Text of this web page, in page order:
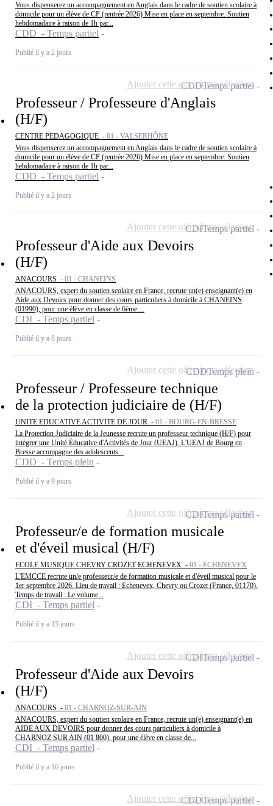
Vous dispenserez un accompagnement en Anglais dans le cadre de soutien scolaire à
domicile pour un élève de CP (rentrée 2026) Mise en place en septembre. Soutien
hebdomadaire à raison de 1h par...
CDD - Temps partiel
Publié il y a 2 jours
Professeur / Professeure d'Anglais
(H/F)
CENTRE PEDAGOGIQUE - 01 - VALSERHÔNE
Vous dispenserez un accompagnement en Anglais dans le cadre de soutien scolaire à
domicile pour un élève de CP (rentrée 2026) Mise en place en septembre. Soutien
hebdomadaire à raison de 1h par...
CDD - Temps partiel
Publié il y a 2 jours
CDDTemps partiel
Ajouter cette offre à ma sélection
Professeur d'Aide aux Devoirs
(H/F)
ANACOURS - 01 - CHANEINS
ANACOURS, expert du soutien scolaire en France, recrute un(e) enseignant(e) en
Aide aux Devoirs pour donner des cours particuliers à domicile à CHANEINS
(01990), pour une élève en classe de 6ème....
CDI - Temps partiel
Publié il y a 8 jours
CDITemps partiel
Ajouter cette offre à ma sélection
Professeur / Professeure technique
de la protection judiciaire de (H/F)
UNITE EDUCATIVE ACTIVITE DE JOUR - 01 - BOURG-EN-BRESSE
La Protection Judiciaire de la Jeunesse recrute un professeur technique (H/F) pour
intégrer une Unité Éducative d'Activités de Jour (UEAJ). L'UEAJ de Bourg en
Bresse accompagne des adolescents...
CDD - Temps plein
Publié il y a 9 jours
CDDTemps plein
Ajouter cette offre à ma sélection
Professeur/e de formation musicale
et d'éveil musical (H/F)
ECOLE MUSIQUE CHEVRY CROZET ECHENEVEX - 01 - ECHENEVEX
L'EMCCE recrute un/e professeur/e de formation musicale et d'éveil musical pour le
1er septembre 2026. Lieu de travail : Echenevex, Chevry ou Crozet (France, 01170).
Temps de travail : Le volume...
CDI - Temps partiel
Publié il y a 15 jours
CDITemps partiel
Ajouter cette offre à ma sélection
Professeur d'Aide aux Devoirs
(H/F)
ANACOURS - 01 - CHARNOZ-SUR-AIN
ANACOURS, expert du soutien scolaire en France, recrute un(e) enseignant(e) en
AIDE AUX DEVOIRS pour donner des cours particuliers à domicile à
CHARNOZ SUR AIN (01 800), pour une élève en classe de...
CDI - Temps partiel
Publié il y a 16 jours
CDITemps partiel
Ajouter cette offre à ma sélection
CDDTemps partiel
Ajouter cette offre à ma sélection